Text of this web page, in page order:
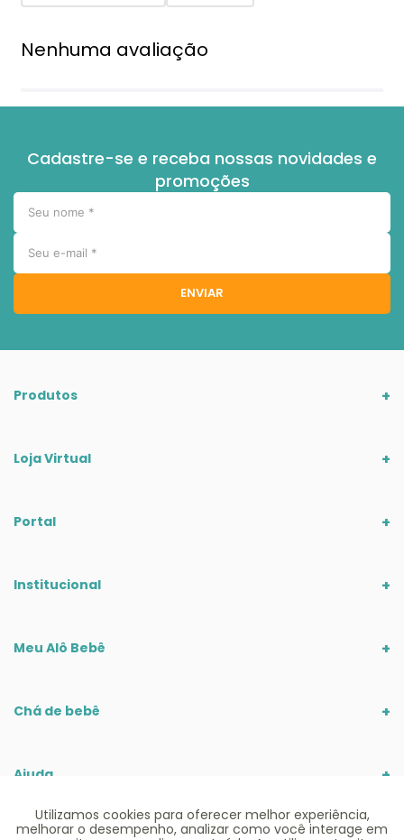
Nenhuma avaliação
Utilizamos cookies para oferecer melhor experiência,
melhorar o desempenho, analizar como você interage em
Cadastre-se e receba nossas novidades e
promoções
ENVIAR
Produtos
Loja Virtual
Portal
Institucional
Meu Alô Bebê
Chá de bebê
Ajuda